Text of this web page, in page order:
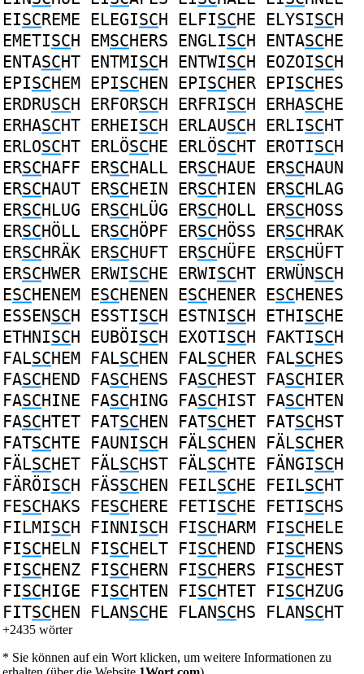
EISCREME ELEGISCH ELFISCHE ELYSISCH
EMETISCH EMSCHERS ENGLISCH ENTASCHE
ENTASCHT ENTMISCH ENTWISCH EOZOISCH
EPISCHEM EPISCHEN EPISCHER EPISCHES
ERDRUSCH ERFORSCH ERFRISCH ERHASCHE
ERHASCHT ERHEISCH ERLAUSCH ERLISCHT
ERLOSCHT ERLÖSCHE ERLÖSCHT EROTISCH
ERSCHAFF ERSCHALL ERSCHAUE ERSCHAUN
ERSCHAUT ERSCHEIN ERSCHIEN ERSCHLAG
ERSCHLUG ERSCHLÜG ERSCHOLL ERSCHOSS
ERSCHÖLL ERSCHÖPF ERSCHÖSS ERSCHRAK
ERSCHRÄK ERSCHUFT ERSCHÜFE ERSCHÜFT
ERSCHWER ERWISCHE ERWISCHT ERWÜNSCH
ESCHENEM ESCHENEN ESCHENER ESCHENES
ESSENSCH ESSTISCH ESTNISCH ETHISCHE
ETHNISCH EUBÖISCH EXOTISCH FAKTISCH
FALSCHEM FALSCHEN FALSCHER FALSCHES
FASCHEND FASCHENS FASCHEST FASCHIER
FASCHINE FASCHING FASCHIST FASCHTEN
FASCHTET FATSCHEN FATSCHET FATSCHST
FATSCHTE FAUNISCH FÄLSCHEN FÄLSCHER
FÄLSCHET FÄLSCHST FÄLSCHTE FÄNGISCH
FÄRÖISCH FÄSSCHEN FEILSCHE FEILSCHT
FESCHAKS FESCHERE FETISCHE FETISCHS
FILMISCH FINNISCH FISCHARM FISCHELE
FISCHELN FISCHELT FISCHEND FISCHENS
FISCHENZ FISCHERN FISCHERS FISCHEST
FISCHIGE FISCHTEN FISCHTET FISCHZUG
FITSCHEN FLANSCHE FLANSCHS FLANSCHT
+2435 wörter
* Sie können auf ein Wort klicken, um weitere Informationen zu